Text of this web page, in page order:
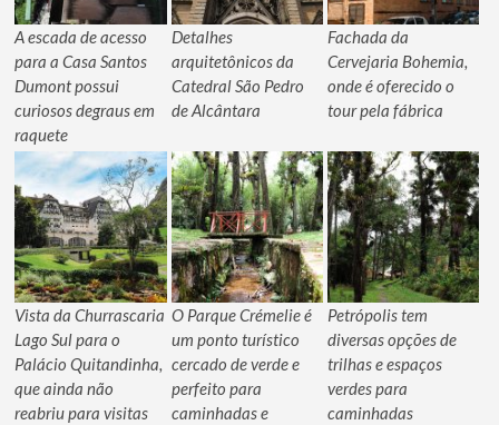
A escada de acesso
para a Casa Santos
Dumont possui
curiosos degraus em
raquete
Detalhes
arquitetônicos da
Catedral São Pedro
de Alcântara
Fachada da
Cervejaria Bohemia,
onde é oferecido o
tour pela fábrica
Vista da Churrascaria
Lago Sul para o
Palácio Quitandinha,
que ainda não
reabriu para visitas
O Parque Crémelie é
um ponto turístico
cercado de verde e
perfeito para
caminhadas e
Petrópolis tem
diversas opções de
trilhas e espaços
verdes para
caminhadas